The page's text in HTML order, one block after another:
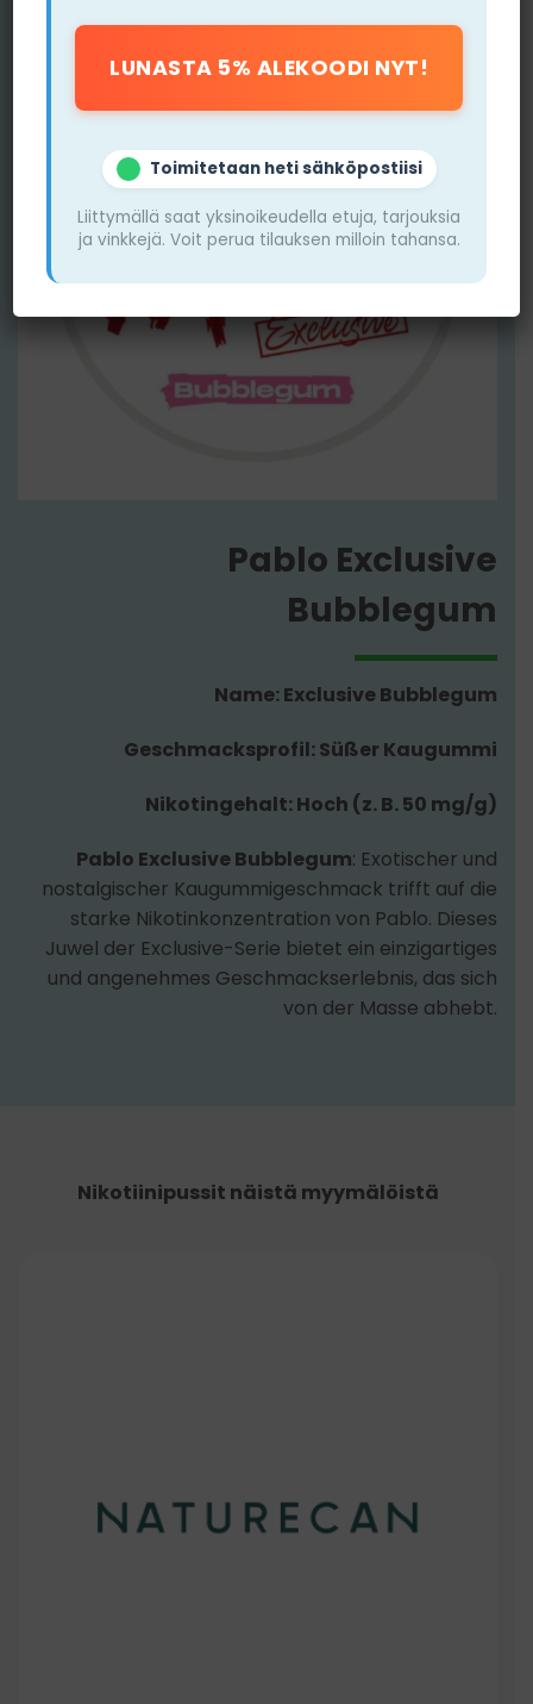
Pablo Exclusive
Bubblegum
Name: Exclusive Bubblegum
Geschmacksprofil: Süßer Kaugummi
Nikotingehalt: Hoch (z. B. 50 mg/g)
Pablo Exclusive Bubblegum: Exotischer und
nostalgischer Kaugummigeschmack trifft auf die
starke Nikotinkonzentration von Pablo. Dieses
Juwel der Exclusive-Serie bietet ein einzigartiges
und angenehmes Geschmackserlebnis, das sich
von der Masse abhebt.
Nikotiinipussit näistä myymälöistä
Toimitetaan heti sähköpostiisi
Liittymällä saat yksinoikeudella etuja, tarjouksia
ja vinkkejä. Voit perua tilauksen milloin tahansa.